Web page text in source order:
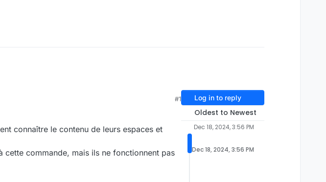
#1
connaître le contenu de leurs espaces et
cette commande, mais ils ne fonctionnent pas
Log in to reply
Oldest to Newest
Dec 18, 2024, 3:56 PM
Dec 18, 2024, 3:56 PM